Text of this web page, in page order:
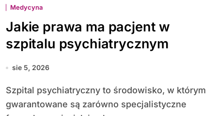
Medycyna
Jakie prawa ma pacjent w
szpitalu psychiatrycznym
sie 5, 2026
Szpital psychiatryczny to środowisko, w którym
gwarantowane są zarówno specjalistyczne